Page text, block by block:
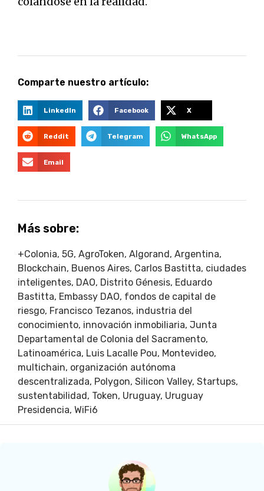
Comparte nuestro artículo:
LinkedIn Facebook X
Reddit Telegram WhatsApp
Email
Más sobre:
+Colonia, 5G, AgroToken, Algorand, Argentina,
Blockchain, Buenos Aires, Carlos Bastitta, ciudades
inteligentes, DAO, Distrito Génesis, Eduardo
Bastitta, Embassy DAO, fondos de capital de
riesgo, Francisco Tezanos, industria del
conocimiento, innovación inmobiliaria, Junta
Departamental de Colonia del Sacramento,
Latinoamérica, Luis Lacalle Pou, Montevideo,
multichain, organización autónoma
descentralizada, Polygon, Silicon Valley, Startups,
sustentabilidad, Token, Uruguay, Uruguay
Presidencia, WiFi6